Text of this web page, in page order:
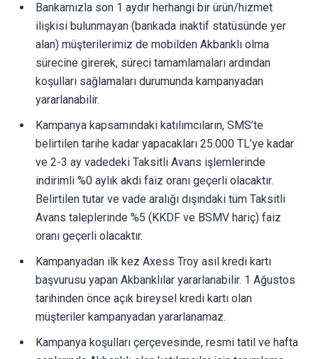
Bankamızla son 1 aydır herhangi bir ürün/hizmet
ilişkisi bulunmayan (bankada inaktif statüsünde yer
alan) müşterilerimiz de mobilden Akbanklı olma
sürecine girerek, süreci tamamlamaları ardından
koşulları sağlamaları durumunda kampanyadan
yararlanabilir.
Kampanya kapsamındaki katılımcıların, SMS’te
belirtilen tarihe kadar yapacakları 25.000 TL’ye kadar
ve 2-3 ay vadedeki Taksitli Avans işlemlerinde
indirimli %0 aylık akdi faiz oranı geçerli olacaktır.
Belirtilen tutar ve vade aralığı dışındaki tüm Taksitli
Avans taleplerinde %5 (KKDF ve BSMV hariç) faiz
oranı geçerli olacaktır.
Kampanyadan ilk kez Axess Troy asıl kredi kartı
başvurusu yapan Akbanklılar yararlanabilir. 1 Ağustos
tarihinden önce açık bireysel kredi kartı olan
müşteriler kampanyadan yararlanamaz.
Kampanya koşulları çerçevesinde, resmi tatil ve hafta